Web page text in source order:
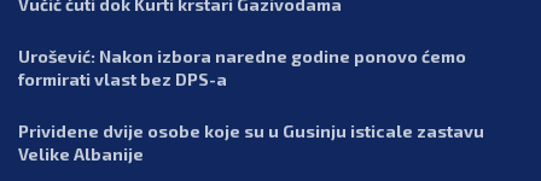
Vučić ćuti dok Kurti krstari Gazivodama
Urošević: Nakon izbora naredne godine ponovo ćemo
formirati vlast bez DPS-a
Prividene dvije osobe koje su u Gusinju isticale zastavu
Velike Albanije